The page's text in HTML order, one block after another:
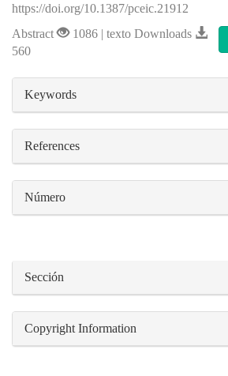
https://doi.org/10.1387/pceic.21912
Abstract
1086 | texto Downloads
560
Keywords
References
Número
Sección
Copyright Information